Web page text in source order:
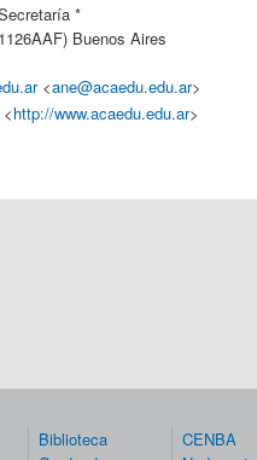
*
Buenos Aires
<ane@acaedu.edu.ar>
<http://www.acaedu.edu.ar>
Biblioteca
CENBA